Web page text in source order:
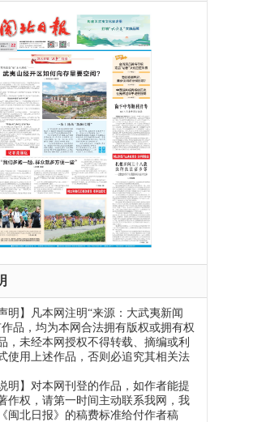
明】凡本网注明“来源：大武夷新闻
作品，均为本网合法拥有版权或拥有权
，未经本网授权不得转载、摘编或利
使用上述作品，否则必追究其相关法
明】对本网刊登的作品，如作者能提
作权，请第一时间主动联系我网，我
闽北日报》的稿费标准给付作者稿